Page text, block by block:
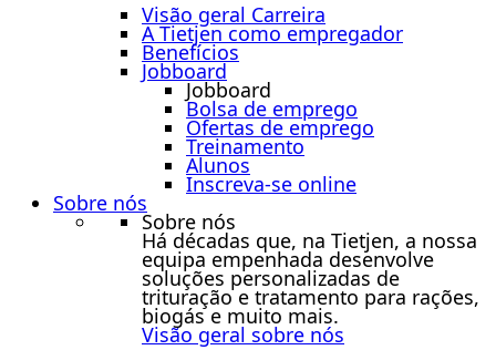
Visão geral Carreira
A Tietjen como empregador
Benefícios
Jobboard
Jobboard
Bolsa de emprego
Ofertas de emprego
Treinamento
Alunos
Inscreva-se online
Sobre nós
Sobre nós
Há décadas que, na Tietjen, a nossa
equipa empenhada desenvolve
soluções personalizadas de
trituração e tratamento para rações,
biogás e muito mais.
Visão geral sobre nós